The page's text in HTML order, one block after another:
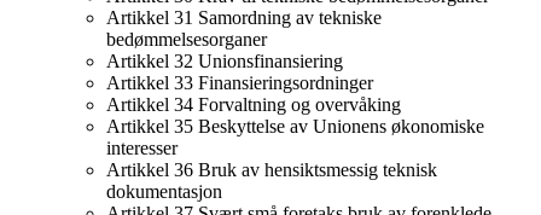
Artikkel 31 Samordning av tekniske
bedømmelsesorganer
Artikkel 32 Unionsfinansiering
Artikkel 33 Finansieringsordninger
Artikkel 34 Forvaltning og overvåking
Artikkel 35 Beskyttelse av Unionens økonomiske
interesser
Artikkel 36 Bruk av hensiktsmessig teknisk
dokumentasjon